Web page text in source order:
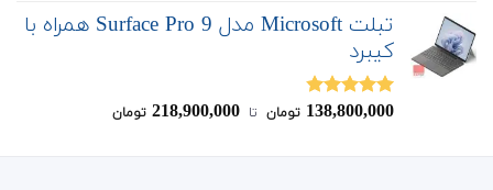
تبلت Microsoft مدل Surface Pro 9 همراه با
کیبرد
نمره4.80
138,800,000 تومان ‌ تا ‌ 218,900,000 تومان